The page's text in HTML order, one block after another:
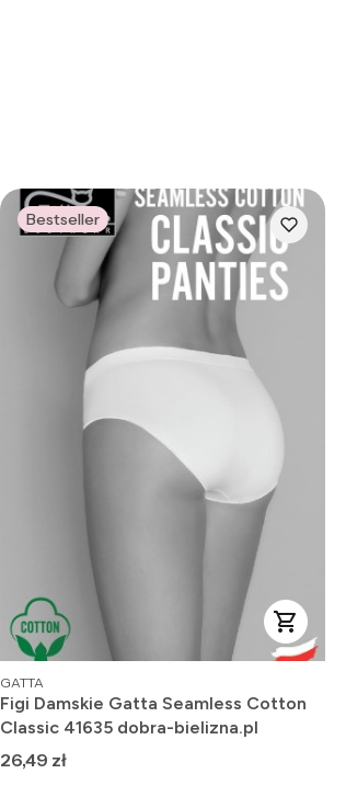
Bestseller
PRODUCENT
GATTA
Figi Damskie Gatta Seamless Cotton
Classic 41635 dobra-bielizna.pl
Cena
26,49 zł